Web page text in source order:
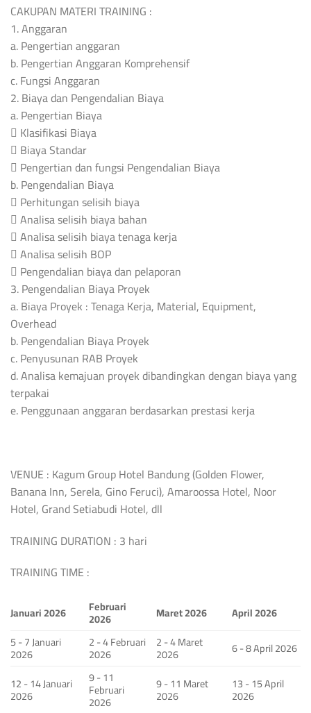
CAKUPAN MATERI TRAINING :
1. Anggaran
a. Pengertian anggaran
b. Pengertian Anggaran Komprehensif
c. Fungsi Anggaran
2. Biaya dan Pengendalian Biaya
a. Pengertian Biaya
 Klasifikasi Biaya
 Biaya Standar
 Pengertian dan fungsi Pengendalian Biaya
b. Pengendalian Biaya
 Perhitungan selisih biaya
 Analisa selisih biaya bahan
 Analisa selisih biaya tenaga kerja
 Analisa selisih BOP
 Pengendalian biaya dan pelaporan
3. Pengendalian Biaya Proyek
a. Biaya Proyek : Tenaga Kerja, Material, Equipment,
Overhead
b. Pengendalian Biaya Proyek
c. Penyusunan RAB Proyek
d. Analisa kemajuan proyek dibandingkan dengan biaya yang
terpakai
e. Penggunaan anggaran berdasarkan prestasi kerja
VENUE : Kagum Group Hotel Bandung (Golden Flower,
Banana Inn, Serela, Gino Feruci), Amaroossa Hotel, Noor
Hotel, Grand Setiabudi Hotel, dll
TRAINING DURATION : 3 hari
TRAINING TIME :
Januari 2026 Februari
2026 Maret 2026
April 2026
5 - 7 Januari
2026
2 - 4 Februari
2026
2 - 4 Maret
2026
6 - 8 April 2026
12 - 14 Januari
2026
9 - 11
Februari
2026
9 - 11 Maret
2026
13 - 15 April
2026